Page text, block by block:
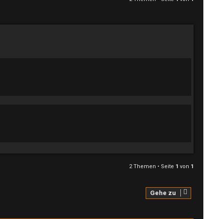
2 Themen • Seite 1 von 1
Gehe zu